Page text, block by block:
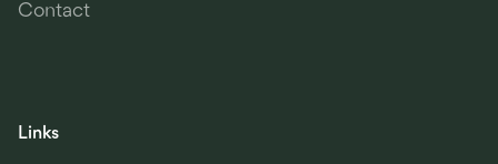
Contact
Links